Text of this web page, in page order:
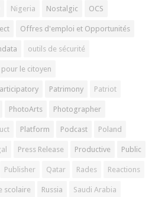
Nigeria Nostalgic OCS
Offres d'emploi et Opportunités
outils de sécurité
le citoyen
Patrimony Patriot
PhotoArts Photographer
Platform Podcast Poland
Press Release Productive Public
Publisher Qatar Rades Reactions
scolaire Russia Saudi Arabia